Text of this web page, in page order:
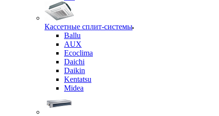
Кассетные сплит-системы
Ballu
AUX
Ecoclima
Daichi
Daikin
Kentatsu
Midea